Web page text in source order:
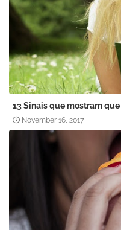
13 Sinais que mostram
November 16, 2017